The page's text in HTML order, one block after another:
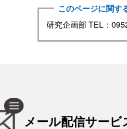
このページに関す
研究企画部 TEL：
メール配信サービ